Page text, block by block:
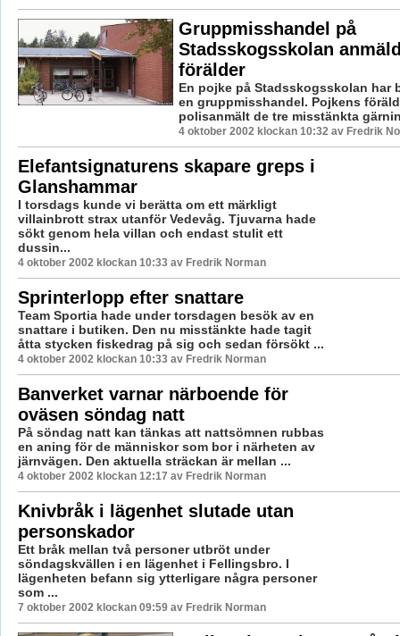
Gruppmisshandel på
Stadsskogsskolan
förälder
En pojke på Stadsskogsskolan har
en gruppmisshandel. Pojkens
polisanmält de tre misstänkta
4 oktober 2002 klockan 10:32 av Fredrik
Elefantsignaturens skapare greps i
Glanshammar
I torsdags kunde vi berätta om ett märkligt
villainbrott strax utanför Vedevåg. Tjuvarna hade
sökt genom hela villan och endast stulit ett
dussin...
4 oktober 2002 klockan 10:33 av Fredrik Norman
Sprinterlopp efter snattare
Team Sportia hade under torsdagen besök av en
snattare i butiken. Den nu misstänkte hade tagit
åtta stycken fiskedrag på sig och sedan försökt ...
4 oktober 2002 klockan 10:33 av Fredrik Norman
Banverket varnar närboende för
oväsen söndag natt
På söndag natt kan tänkas att nattsömnen rubbas
en aning för de människor som bor i närheten av
järnvägen. Den aktuella sträckan är mellan ...
4 oktober 2002 klockan 12:17 av Fredrik Norman
Knivbråk i lägenhet slutade utan
personskador
Ett bråk mellan två personer utbröt under
söndagskvällen i en lägenhet i Fellingsbro. I
lägenheten befann sig ytterligare några personer
som ...
7 oktober 2002 klockan 09:59 av Fredrik Norman